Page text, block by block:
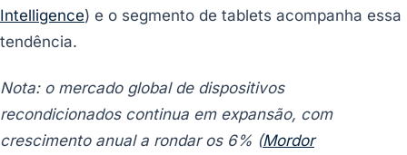
Intelligence) e o segmento de tablets acompanha essa
tendência.
Nota: o mercado global de dispositivos
recondicionados continua em expansão, com
crescimento anual a rondar os 6% (Mordor